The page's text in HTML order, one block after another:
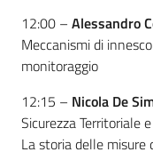
12:00 – Alessandro
Meccanismi di
monitoraggio
12:15 – Nicola De
Sicurezza Territoriale
La storia delle misure